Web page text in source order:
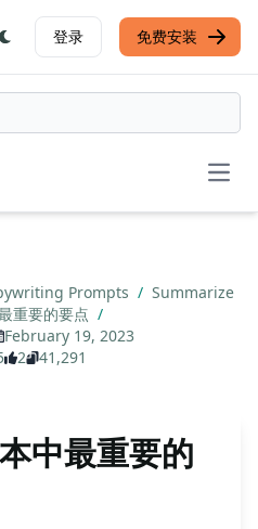
登录 免费安装
Prompts / Summarize
重要的要点 /
February 19, 2023
2 41,291
中最重要的